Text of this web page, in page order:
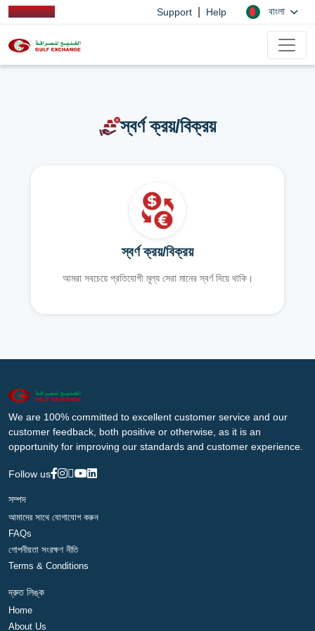
Support Help বাংলা
স্বর্ণ ক্রয়/বিক্রয়
স্বর্ণ ক্রয়/বিক্রয়
আমরা সবচেয়ে প্রতিযোগী মূল্য সেরা মানের স্বর্ণ দিয়ে থাকি।
We are 100% committed to excellent customer service and our
customer feedback, both positive or otherwise, as it is an
opportunity for improving our standards and customer experience.
Follow us
সম্পদ
আমাদের সাথে যোগাযোগ করুন
FAQs
গোপনীয়তা সংরক্ষণ নীতি
Terms & Conditions
দ্রুত লিঙ্ক
Home
About Us